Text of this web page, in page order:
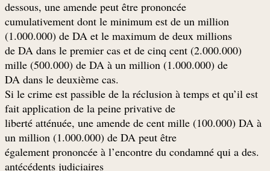
dessous, une amende peut être prononcée
cumulativement dont le minimum est de un million
(1.000.000) de DA et le maximum de deux millions
(2.000.000) de DA dans le premier cas et de cinq cent
mille (500.000) de DA à un million (1.000.000) de
.DA dans le deuxième cas
Si le crime est passible de la réclusion à temps et qu’il est
fait application de la peine privative de
liberté atténuée, une amende de cent mille (100.000) DA à
un million (1.000.000) de DA peut être
.également prononcée à l’encontre du condamné qui a des
antécédents judiciaires